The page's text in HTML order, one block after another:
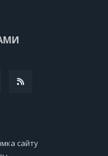
сайту